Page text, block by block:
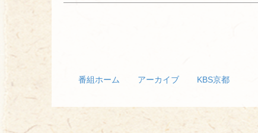
番組ホーム アーカイブ KBS京都